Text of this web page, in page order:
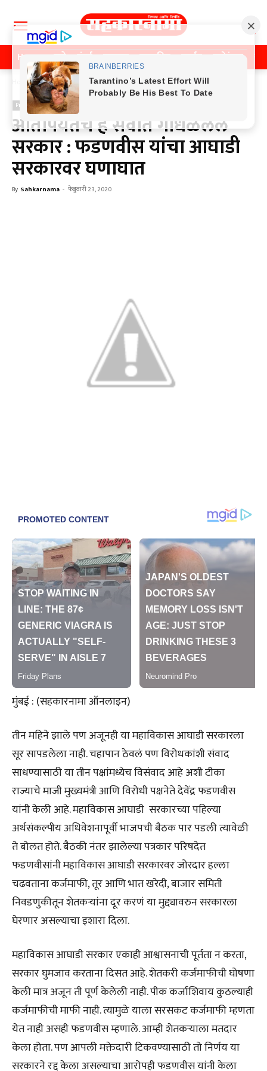
Home पुणे मुंबई महाराष्ट्र राजकीय क्राईम मनोरंजन
Home Previos News
Previos News
आतापर्यंतचं हे सर्वात गोंधळलेलं
सरकार : फडणवीस यांचा आघाडी
सरकारवर घणाघात
By Sahkarnama - फेब्रुवारी 23, 2020
मुंबई : (सहकारनामा ऑनलाइन)
तीन महिने झाले पण अजूनही या महाविकास आघाडी सरकारला
सूर सापडलेला नाही. चहापान ठेवलं पण विरोधकांशी संवाद
साधण्यासाठी या तीन पक्षांमध्येच विसंवाद आहे अशी टीका
राज्याचे माजी मुख्यमंत्री आणि विरोधी पक्षनेते देवेंद्र फडणवीस
यांनी केली आहे. महाविकास आघाडी सरकारच्या पहिल्या
अर्थसंकल्पीय अधिवेशनापूर्वी भाजपची बैठक पार पडली त्यावेळी
ते बोलत होते. बैठकी नंतर झालेल्या पत्रकार परिषदेत
फडणवीसांनी महाविकास आघाडी सरकारवर जोरदार हल्ला
चढवताना कर्जमाफी, तूर आणि भात खरेदी, बाजार समिती
निवडणुकीतून शेतकऱ्यांना दूर करणं या मुद्द्यावरुन सरकारला
घेरणार असल्याचा इशारा दिला.
महाविकास आघाडी सरकार एकाही आश्वासनाची पूर्तता न करता,
सरकार घुमजाव करताना दिसत आहे. शेतकरी कर्जमाफीची घोषणा
केली मात्र अजून ती पूर्ण केलेली नाही. पीक कर्जाशिवाय कुठल्याही
कर्जमाफीची माफी नाही. त्यामुळे याला सरसकट कर्जमाफी म्हणता
येत नाही असही फडणवीस म्हणाले. आम्ही शेतकऱ्याला मतदार
केला होता. पण आपली मक्तेदारी टिकवण्यासाठी तो निर्णय या
सरकारने रद्द केला असल्याचा आरोपही फडणवीस यांनी केला